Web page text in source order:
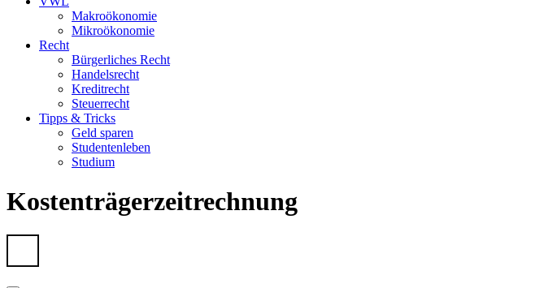
Makroökonomie
Mikroökonomie
Recht
Bürgerliches Recht
Handelsrecht
Kreditrecht
Steuerrecht
Tipps & Tricks
Geld sparen
Studentenleben
Studium
Kostenträgerzeitrechnung